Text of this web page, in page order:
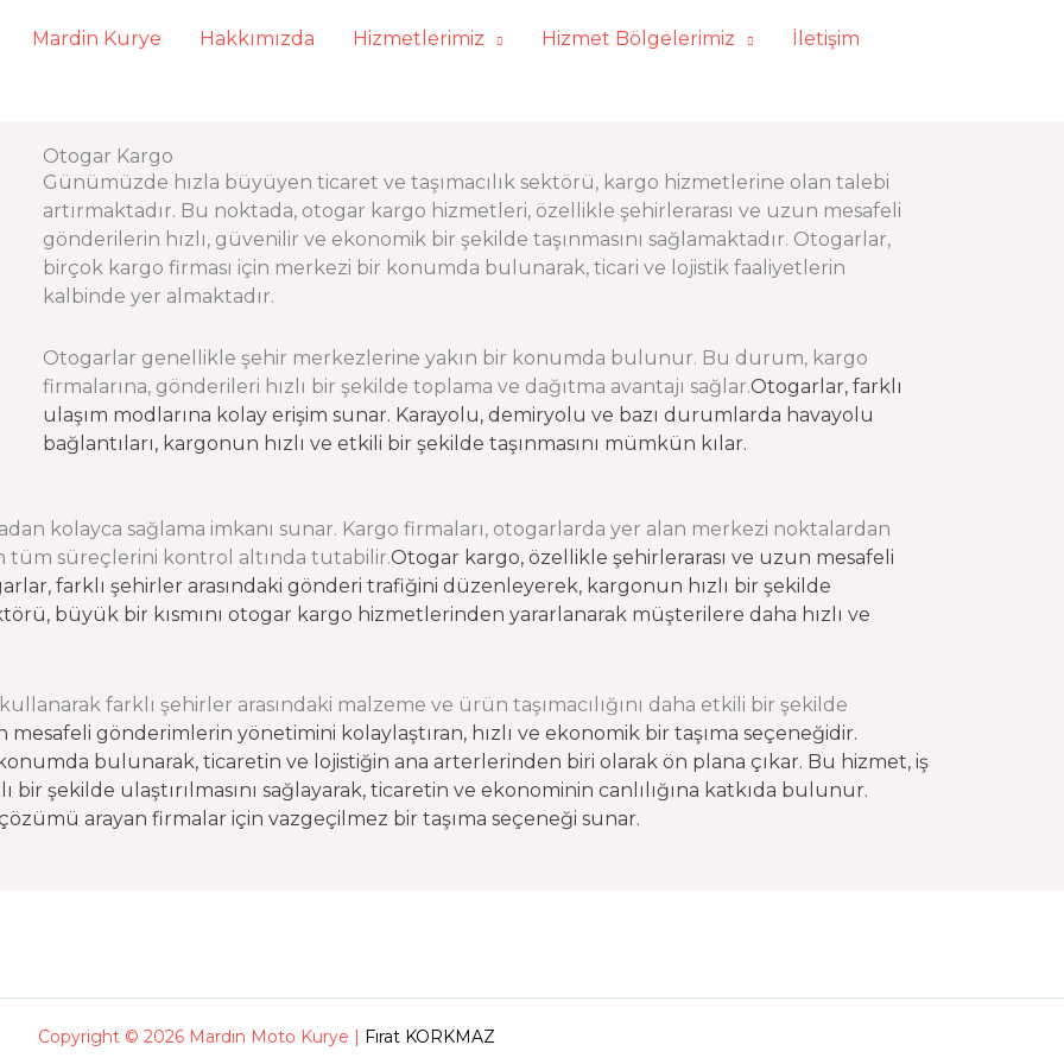
Mardin Kurye Hakkımızda Hizmetlerimiz Hizmet Bölgelerimiz İletişim
Otogar Kargo
Günümüzde hızla büyüyen ticaret ve taşımacılık sektörü, kargo hizmetlerine olan talebi
artırmaktadır. Bu noktada, otogar kargo hizmetleri, özellikle şehirlerarası ve uzun mesafeli
gönderilerin hızlı, güvenilir ve ekonomik bir şekilde taşınmasını sağlamaktadır. Otogarlar,
birçok kargo firması için merkezi bir konumda bulunarak, ticari ve lojistik faaliyetlerin
kalbinde yer almaktadır.
Otogarlar genellikle şehir merkezlerine yakın bir konumda bulunur. Bu durum, kargo
firmalarına, gönderileri hızlı bir şekilde toplama ve dağıtma avantajı sağlar.Otogarlar, farklı
ulaşım modlarına kolay erişim sunar. Karayolu, demiryolu ve bazı durumlarda havayolu
bağlantıları, kargonun hızlı ve etkili bir şekilde taşınmasını mümkün kılar.
kolayca sağlama imkanı sunar. Kargo firmaları, otogarlarda yer alan merkezi noktalardan
tüm süreçlerini kontrol altında tutabilir.Otogar kargo, özellikle şehirlerarası ve uzun mesafeli
farklı şehirler arasındaki gönderi trafiğini düzenleyerek, kargonun hızlı bir şekilde
büyük bir kısmını otogar kargo hizmetlerinden yararlanarak müşterilere daha hızlı ve
farklı şehirler arasındaki malzeme ve ürün taşımacılığını daha etkili bir şekilde
gönderimlerin yönetimini kolaylaştıran, hızlı ve ekonomik bir taşıma seçeneğidir.
bulunarak, ticaretin ve lojistiğin ana arterlerinden biri olarak ön plana çıkar. Bu hizmet, iş
şekilde ulaştırılmasını sağlayarak, ticaretin ve ekonominin canlılığına katkıda bulunur.
arayan firmalar için vazgeçilmez bir taşıma seçeneği sunar.
Copyright © 2026 Mardin Moto Kurye | Fırat KORKMAZ